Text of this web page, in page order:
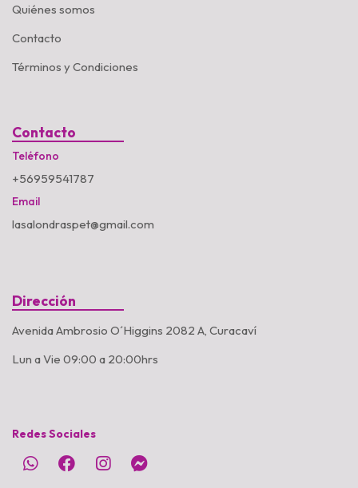
Quiénes somos
Contacto
Términos y Condiciones
Contacto
Teléfono
+56959541787
Email
lasalondraspet@gmail.com
Dirección
Avenida Ambrosio O´Higgins 2082 A, Curacaví
Lun a Vie 09:00 a 20:00hrs
Redes Sociales